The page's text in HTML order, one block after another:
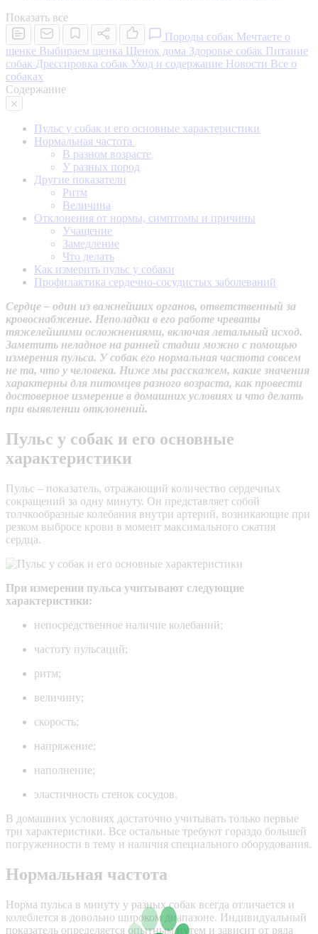
Показать все
Породы собак Мечтаете о
щенке Выбираем щенка Щенок дома Здоровье собак Питание
собак Дрессировка собак Уход и содержание Новости Все о
собаках
Содержание
Пульс у собак и его основные характеристики
Нормальная частота
В разном возрасте
У разных пород
Другие показатели
Ритм
Величина
Отклонения от нормы, симптомы и причины
Учащение
Замедление
Что делать
Как измерить пульс у собаки
Профилактика сердечно-сосудистых заболеваний
Сердце – один из важнейших органов, ответственный за
кровоснабжение. Неполадки в его работе чреваты
тяжелейшими осложнениями, включая летальный исход.
Заметить неладное на ранней стадии можно с помощью
измерения пульса. У собак его нормальная частота совсем
не та, что у человека. Ниже мы расскажем, какие значения
характерны для питомцев разного возраста, как провести
достоверное измерение в домашних условиях и что делать
при выявлении отклонений.
Пульс у собак и его основные
характеристики
Пульс – показатель, отражающий количество сердечных
сокращений за одну минуту. Он представляет собой
толчкообразные колебания внутри артерий, возникающие при
резком выбросе крови в момент максимального сжатия
сердца.
При измерении пульса учитывают следующие
характеристики:
непосредственное наличие колебаний;
частоту пульсаций;
ритм;
величину;
скорость;
напряжение;
наполнение;
эластичность стенок сосудов.
В домашних условиях достаточно учитывать только первые
три характеристики. Все остальные требуют гораздо большей
погруженности в тему и наличия специального оборудования.
Нормальная частота
Норма пульса в минуту у разных собак всегда отличается и
колеблется в довольно широком диапазоне. Индивидуальный
показатель определяется опытным путем и зависит от ряда